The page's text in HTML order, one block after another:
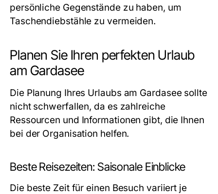
persönliche Gegenstände zu haben, um
Taschendiebstähle zu vermeiden.
Planen Sie Ihren perfekten Urlaub
am Gardasee
Die Planung Ihres Urlaubs am Gardasee sollte
nicht schwerfallen, da es zahlreiche
Ressourcen und Informationen gibt, die Ihnen
bei der Organisation helfen.
Beste Reisezeiten: Saisonale Einblicke
Die beste Zeit für einen Besuch variiert je